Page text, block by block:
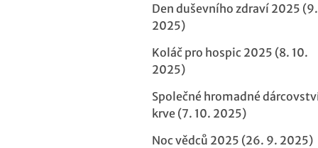
Den duševního zdraví 2025
2025)
Koláč pro hospic 2025 (8. 10.
2025)
Společné hromadné
krve (7. 10. 2025)
Noc vědců 2025 (26. 9. 2025)